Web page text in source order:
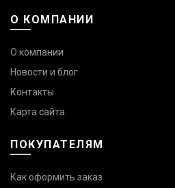
О КОМПАНИИ
О компании
Новости и блог
Контакты
Карта сайта
ПОКУПАТЕЛЯМ
Как оформить заказ